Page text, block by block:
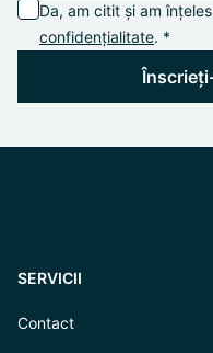
Da, am citit și am înțeles
confidențialitate. *
SERVICII
Contact